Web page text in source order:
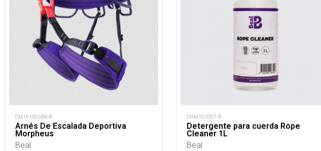
CM161003BA-R
Arnés De Escalada Deportiva
Morpheus
Beal
CHM101007-R
Detergente para cuerda Rope
Cleaner 1L
Beal